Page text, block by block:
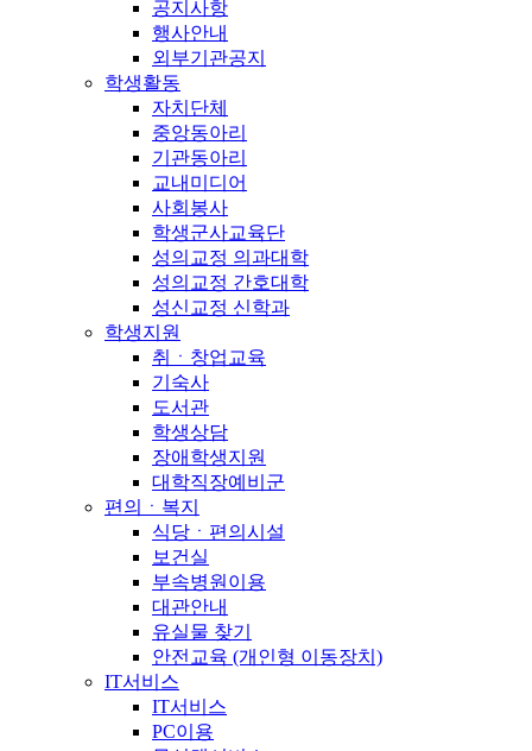
공지사항
행사안내
외부기관공지
학생활동
자치단체
중앙동아리
기관동아리
교내미디어
사회봉사
학생군사교육단
성의교정 의과대학
성의교정 간호대학
성신교정 신학과
학생지원
취ㆍ창업교육
기숙사
도서관
학생상담
장애학생지원
대학직장예비군
편의ㆍ복지
식당ㆍ편의시설
보건실
부속병원이용
대관안내
유실물 찾기
안전교육 (개인형 이동장치)
IT서비스
IT서비스
PC이용